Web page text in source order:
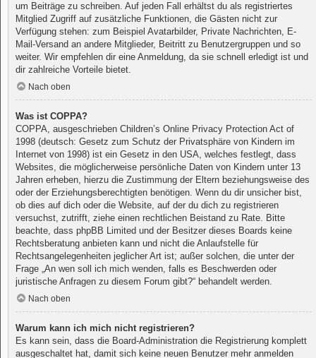
um Beiträge zu schreiben. Auf jeden Fall erhältst du als registriertes
Mitglied Zugriff auf zusätzliche Funktionen, die Gästen nicht zur
Verfügung stehen: zum Beispiel Avatarbilder, Private Nachrichten, E-
Mail-Versand an andere Mitglieder, Beitritt zu Benutzergruppen und so
weiter. Wir empfehlen dir eine Anmeldung, da sie schnell erledigt ist und
dir zahlreiche Vorteile bietet.
Nach oben
Was ist COPPA?
COPPA, ausgeschrieben Children’s Online Privacy Protection Act of
1998 (deutsch: Gesetz zum Schutz der Privatsphäre von Kindern im
Internet von 1998) ist ein Gesetz in den USA, welches festlegt, dass
Websites, die möglicherweise persönliche Daten von Kindern unter 13
Jahren erheben, hierzu die Zustimmung der Eltern beziehungsweise des
oder der Erziehungsberechtigten benötigen. Wenn du dir unsicher bist,
ob dies auf dich oder die Website, auf der du dich zu registrieren
versuchst, zutrifft, ziehe einen rechtlichen Beistand zu Rate. Bitte
beachte, dass phpBB Limited und der Besitzer dieses Boards keine
Rechtsberatung anbieten kann und nicht die Anlaufstelle für
Rechtsangelegenheiten jeglicher Art ist; außer solchen, die unter der
Frage „An wen soll ich mich wenden, falls es Beschwerden oder
juristische Anfragen zu diesem Forum gibt?“ behandelt werden.
Nach oben
Warum kann ich mich nicht registrieren?
Es kann sein, dass die Board-Administration die Registrierung komplett
ausgeschaltet hat, damit sich keine neuen Benutzer mehr anmelden